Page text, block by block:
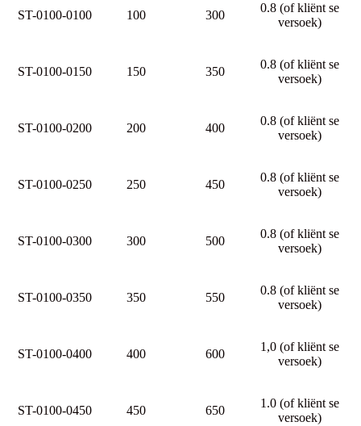
ST-0100-0100 100 300
0.8 (of kliënt se
versoek)
ST-0100-0150 150 350
0.8 (of kliënt se
versoek)
ST-0100-0200 200 400
0.8 (of kliënt se
versoek)
ST-0100-0250 250 450
0.8 (of kliënt se
versoek)
ST-0100-0300 300 500
0.8 (of kliënt se
versoek)
ST-0100-0350 350 550
0.8 (of kliënt se
versoek)
ST-0100-0400 400 600
1,0 (of kliënt se
versoek)
ST-0100-0450 450 650
1.0 (of kliënt se
versoek)